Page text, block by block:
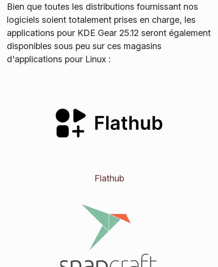
Bien que toutes les distributions fournissant nos
logiciels soient totalement prises en charge, les
applications pour KDE Gear 25.12 seront également
disponibles sous peu sur ces magasins
d'applications pour Linux :
Flathub